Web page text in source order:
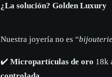
¿La solución? Golden Luxury
Nuestra joyería no es “
✔️ Micropartículas de oro 18k